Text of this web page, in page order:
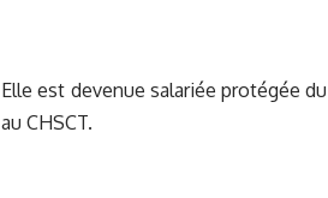
Elle est devenue salariée protégée
au CHSCT.